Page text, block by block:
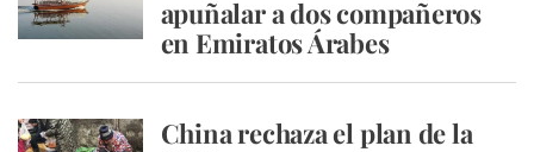
apuñalar a dos compañeros
en Emiratos Árabes
China rechaza el plan de la